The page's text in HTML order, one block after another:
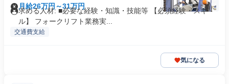
月給26万円～31万円
求める人材: ■必要な経験・知識・技能等 【必須経験・スキ
ル】 フォークリフト業務実...
交通費支給
気になる